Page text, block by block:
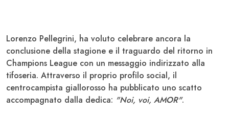
Lorenzo Pellegrini, ha voluto celebrare ancora la
conclusione della stagione e il traguardo del ritorno in
Champions League con un messaggio indirizzato alla
tifoseria. Attraverso il proprio profilo social, il
centrocampista giallorosso ha pubblicato uno scatto
accompagnato dalla dedica: "Noi, voi, AMOR".